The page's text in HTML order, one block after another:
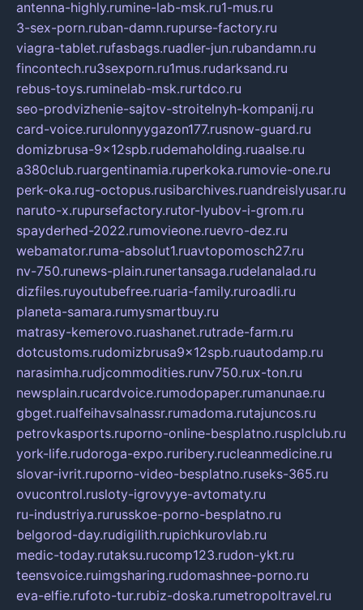
antenna-highly.rumine-lab-msk.ru1-mus.ru
3-sex-porn.ruban-damn.rupurse-factory.ru
viagra-tablet.rufasbags.ruadler-jun.rubandamn.ru
fincontech.ru3sexporn.ru1mus.rudarksand.ru
rebus-toys.ruminelab-msk.rurtdco.ru
seo-prodvizhenie-sajtov-stroitelnyh-kompanij.ru
card-voice.rurulonnyygazon177.rusnow-guard.ru
domizbrusa-9x12spb.rudemaholding.ruaalse.ru
a380club.ruargentinamia.ruperkoka.rumovie-one.ru
perk-oka.rug-octopus.rusibarchives.ruandreislyusar.ru
naruto-x.rupursefactory.rutor-lyubov-i-grom.ru
spayderhed-2022.rumovieone.ruevro-dez.ru
webamator.ruma-absolut1.ruavtopomosch27.ru
nv-750.runews-plain.runertansaga.rudelanalad.ru
dizfiles.ruyoutubefree.ruaria-family.ruroadli.ru
planeta-samara.rumysmartbuy.ru
matrasy-kemerovo.ruashanet.rutrade-farm.ru
dotcustoms.rudomizbrusa9x12spb.ruautodamp.ru
narasimha.rudjcommodities.runv750.rux-ton.ru
newsplain.rucardvoice.rumodopaper.rumanunae.ru
gbget.rualfeihavsalnassr.rumadoma.rutajuncos.ru
petrovkasports.ruporno-online-besplatno.rusplclub.ru
york-life.rudoroga-expo.ruribery.rucleanmedicine.ru
slovar-ivrit.ruporno-video-besplatno.ruseks-365.ru
ovucontrol.rusloty-igrovyye-avtomaty.ru
ru-industriya.rurusskoe-porno-besplatno.ru
belgorod-day.rudigilith.rupichkurovlab.ru
medic-today.rutaksu.rucomp123.rudon-ykt.ru
teensvoice.ruimgsharing.rudomashnee-porno.ru
eva-elfie.rufoto-tur.rubiz-doska.rumetropoltravel.ru